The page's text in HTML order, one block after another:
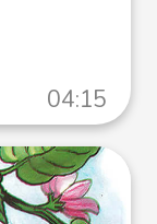
04:15